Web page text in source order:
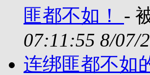
匪都不如！ -
07:11:55 8/07/
连绑匪都不如